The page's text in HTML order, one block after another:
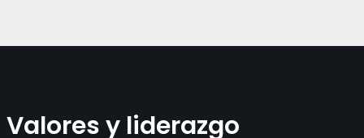
Valores y liderazgo